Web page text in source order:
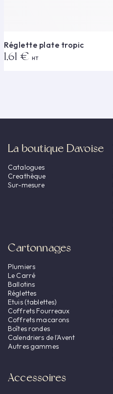
Réglette plate tropic
1,61 € HT
La boutique Davoise
Catalogues
Creathèque
Sur-mesure
Cartonnages
Plumiers
Le Carré
Ballotins
Réglettes
Etuis (tablettes)
Coffrets Fourreaux
Coffrets macarons
Boîtes rondes
Calendriers de l'Avent
Autres gammes
Accessoires